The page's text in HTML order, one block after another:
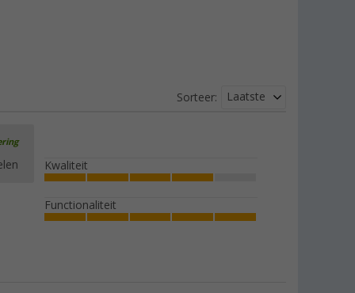
Sorteer: Laatste
Kwaliteit
Functionaliteit